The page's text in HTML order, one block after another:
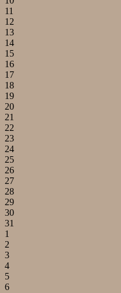
11
12
13
14
15
16
17
18
19
20
21
22
23
24
25
26
27
28
29
30
31
1
2
3
4
5
6